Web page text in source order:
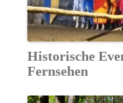
Historische
Fernsehen